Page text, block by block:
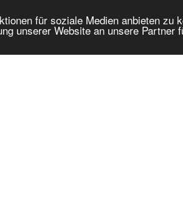
für soziale Medien anbieten zu
unserer Website an unsere Partner